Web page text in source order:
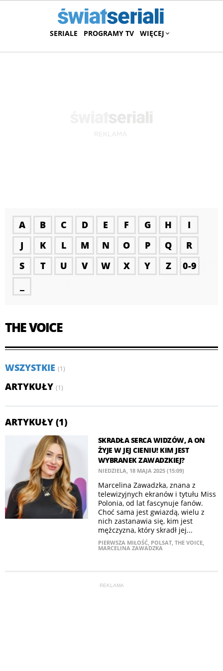
SERIALE PROGRAMY TV WIĘCEJ
A B C D E F G H
I
J
K L M N O P Q
R
S
T U V W X Y Z
0-9
THE VOICE
WSZYSTKIE (1)
ARTYKUŁY (1)
ARTYKUŁY (1)
SKRADŁA SERCA WIDZÓW, A ON
ŻYJE W JEJ CIENIU! KIM JEST
WYBRANEK ZAWADZKIEJ?
NIEDZIELA, 18 MAJA 2025 (15:09)
Marcelina Zawadzka, znana z
telewizyjnych ekranów i tytułu Miss
Polonia, od lat fascynuje fanów.
Choć sama jest gwiazdą, wielu z
nich zastanawia się, kim jest
mężczyzna, który skradł jej...
PIERWSZA MIŁOŚĆ, POLSAT, THE VOICE,
MARCELINA ZAWADZKA
REKLAMA